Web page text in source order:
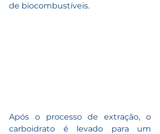
de biocombustíveis.
Após o processo de extração, o
carboidrato é levado para um